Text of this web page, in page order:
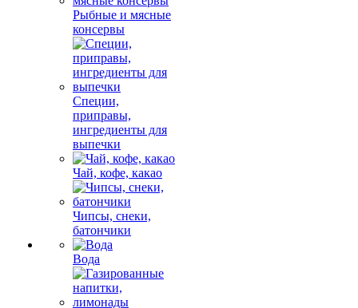
Рыбные и мясные
консервы
Специи,
приправы,
ингредиенты для
выпечки
Чай, кофе, какао
Чипсы, снеки,
батончики
Вода